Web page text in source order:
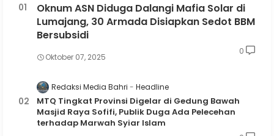
Oknum ASN Diduga Dalangi Mafia Solar di
Lumajang, 30 Armada Disiapkan Sedot BBM
Bersubsidi
Oktober 07, 2025
0
Redaksi Media Bahri Headline
MTQ Tingkat Provinsi Digelar di Gedung Bawah
Masjid Raya Sofifi, Publik Duga Ada Pelecehan
terhadap Marwah Syiar Islam